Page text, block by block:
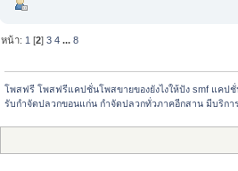
หน้า: 1 [2]3 4 ...8
โพสฟรี โพสฟรีแคปชั่นโพสขายของยังไงให้ปัง smf แคป
รับกำจัดปลวกขอนแก่น กำจัดปลวกทั่วภาคอีกสาน มีบริก